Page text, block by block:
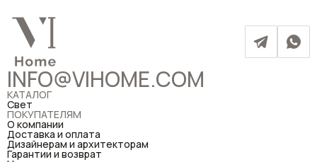
INFO@VIHOME.COM
КАТАЛОГ
Свет
ПОКУПАТЕЛЯМ
О компании
Доставка и оплата
Дизайнерам и архитекторам
Гарантии и возврат